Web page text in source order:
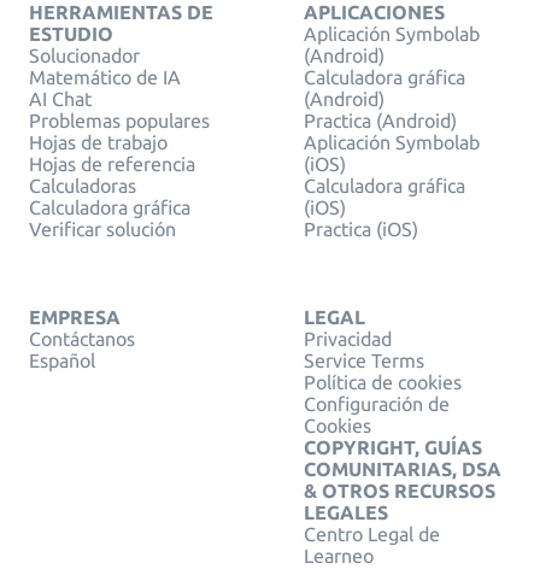
HERRAMIENTAS DE
ESTUDIO
Solucionador
Matemático de IA
AI Chat
Problemas populares
Hojas de trabajo
Hojas de referencia
Calculadoras
Calculadora gráfica
Verificar solución
APLICACIONES
Aplicación Symbolab
(Android)
Calculadora gráfica
(Android)
Practica (Android)
Aplicación Symbolab
(iOS)
Calculadora gráfica
(iOS)
Practica (iOS)
EMPRESA
Contáctanos
Español
LEGAL
Privacidad
Service Terms
Política de cookies
Configuración de
Cookies
COPYRIGHT, GUÍAS
COMUNITARIAS, DSA
& OTROS RECURSOS
LEGALES
Centro Legal de
Learneo